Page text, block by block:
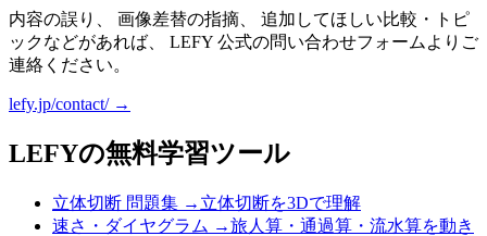
内容の誤り、 画像差替の指摘、 追加してほしい比較・トピ
ックなどがあれば、 LEFY 公式の問い合わせフォームよりご
連絡ください。
lefy.jp/contact/ →
LEFYの無料学習ツール
立体切断 問題集 → 立体切断を3Dで理解
速さ・ダイヤグラム →旅人算・通過算・流水算を動き